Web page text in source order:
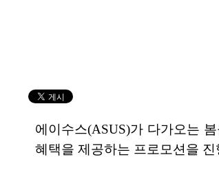
에이수스(ASUS)가 다가오는
혜택을 제공하는 프로모션을 진